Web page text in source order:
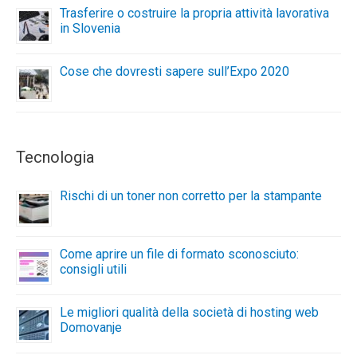
Trasferire o costruire la propria attività lavorativa
in Slovenia
Cose che dovresti sapere sull’Expo 2020
Tecnologia
Rischi di un toner non corretto per la stampante
Come aprire un file di formato sconosciuto:
consigli utili
Le migliori qualità della società di hosting web
Domovanje